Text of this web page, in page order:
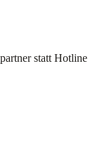
statt Hotline